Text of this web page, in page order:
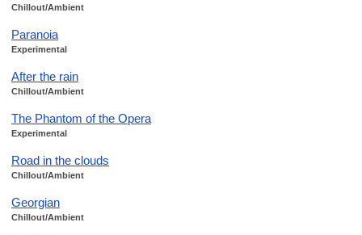
Chillout/Ambient
Paranoia
Experimental
After the rain
Chillout/Ambient
The Phantom of the Opera
Experimental
Road in the clouds
Chillout/Ambient
Georgian
Chillout/Ambient